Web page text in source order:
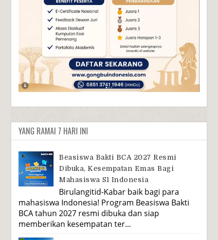
YANG RAMAI 7 HARI INI
Beasiswa Bakti BCA 2027 Resmi
Dibuka, Kesempatan Emas Bagi
Mahasiswa S1 Indonesia
Birulangitid-Kabar baik bagi para
mahasiswa Indonesia! Program Beasiswa Bakti
BCA tahun 2027 resmi dibuka dan siap
memberikan kesempatan ter...